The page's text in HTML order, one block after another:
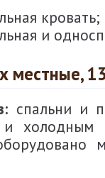
кровать;
и
местные,
спальни и
и холодным